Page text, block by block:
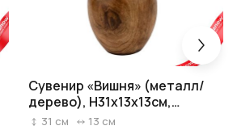
Сувенир «Вишня» (металл/
дерево), H31x13х13см,
коричневый
31 см 13 см